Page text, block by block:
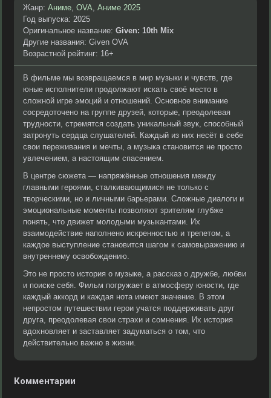
Жанр: Аниме, OVA, Аниме 2025
Год выпуска: 2025
Оригинальное название: Given: 10th Mix
Другие названия: Given OVA
Возрастной рейтинг: 16+
В фильме мы возвращаемся в мир музыки и чувств, где
юные исполнители продолжают искать своё место в
сложной игре эмоций и отношений. Основное внимание
сосредоточено на группе друзей, которые, преодолевая
трудности, стремятся создать уникальный звук, способный
затронуть сердца слушателей. Каждый из них несёт в себе
свои переживания и мечты, а музыка становится не просто
увлечением, а настоящим спасением.
В центре сюжета — напряжённые отношения между
главными героями, сталкивающимися не только с
творческими, но и личными барьерами. Сложные диалоги и
эмоциональные моменты позволяют зрителям глубже
понять, что движет молодыми музыкантами. Их
взаимодействие наполнено искренностью и трепетом, а
каждое выступление становится шагом к самовыражению и
внутреннему освобождению.
Это не просто история о музыке, а рассказ о дружбе, любви
и поиске себя. Фильм погружает в атмосферу юности, где
каждый аккорд и каждая нота имеют значение. В этом
непростом путешествии герои учатся поддерживать друг
друга, преодолевая свои страхи и сомнения. Их история
вдохновляет и заставляет задуматься о том, что
действительно важно в жизни.
Комментарии